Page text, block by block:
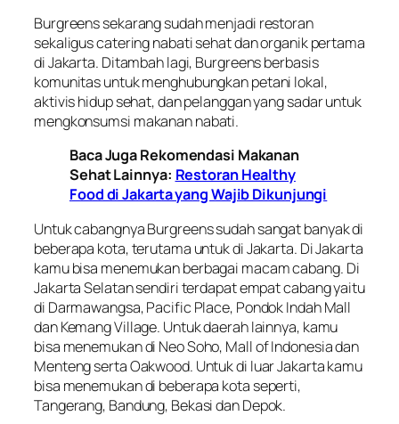
Burgreens sekarang sudah menjadi restoran
sekaligus catering nabati sehat dan organik pertama
di Jakarta. Ditambah lagi, Burgreens berbasis
komunitas untuk menghubungkan petani lokal,
aktivis hidup sehat, dan pelanggan yang sadar untuk
mengkonsumsi makanan nabati.
Baca Juga Rekomendasi Makanan
Sehat Lainnya: Restoran Healthy
Food di Jakarta yang Wajib Dikunjungi
Untuk cabangnya Burgreens sudah sangat banyak di
beberapa kota, terutama untuk di Jakarta. Di Jakarta
kamu bisa menemukan berbagai macam cabang. Di
Jakarta Selatan sendiri terdapat empat cabang yaitu
di Darmawangsa, Pacific Place, Pondok Indah Mall
dan Kemang Village. Untuk daerah lainnya, kamu
bisa menemukan di Neo Soho, Mall of Indonesia dan
Menteng serta Oakwood. Untuk di luar Jakarta kamu
bisa menemukan di beberapa kota seperti,
Tangerang, Bandung, Bekasi dan Depok.